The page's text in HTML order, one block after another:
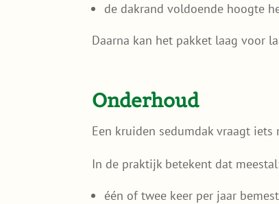
de dakrand voldoende hoogte
Daarna kan het pakket laag voor
Onderhoud
Een kruiden sedumdak vraagt
In de praktijk betekent dat
één of twee keer per jaar